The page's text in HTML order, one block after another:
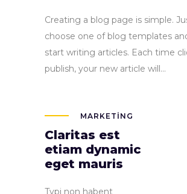
Creating a blog page is simple.
choose one of blog templates
start writing articles. Each time
publish, your new article will...
MARKETING
Claritas est
etiam dynamic
eget mauris
Typi non habent